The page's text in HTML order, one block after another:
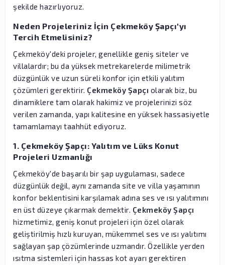
şekilde hazırlıyoruz.
Neden Projeleriniz İçin Çekmeköy Şapçı'yı
Tercih Etmelisiniz?
Çekmeköy'deki projeler, genellikle geniş siteler ve
villalardır; bu da yüksek metrekarelerde milimetrik
düzgünlük ve uzun süreli konfor için etkili yalıtım
çözümleri gerektirir. Çekmeköy Şapçı olarak biz, bu
dinamiklere tam olarak hakimiz ve projelerinizi söz
verilen zamanda, yapı kalitesine en yüksek hassasiyetle
tamamlamayı taahhüt ediyoruz.
1. Çekmeköy Şapçı: Yalıtım ve Lüks Konut
Projeleri Uzmanlığı
Çekmeköy'de başarılı bir şap uygulaması, sadece
düzgünlük değil, aynı zamanda site ve villa yaşamının
konfor beklentisini karşılamak adına ses ve ısı yalıtımını
en üst düzeye çıkarmak demektir. Çekmeköy Şapçı
hizmetimiz, geniş konut projeleri için özel olarak
geliştirilmiş hızlı kuruyan, mükemmel ses ve ısı yalıtımı
sağlayan şap çözümlerinde uzmandır. Özellikle yerden
ısıtma sistemleri için hassas kot ayarı gerektiren